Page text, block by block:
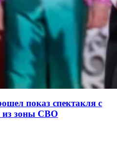
показ спектакля с
из зоны СВО